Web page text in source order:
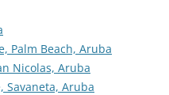
Palm Beach, Aruba
Nicolas, Aruba
Savaneta, Aruba